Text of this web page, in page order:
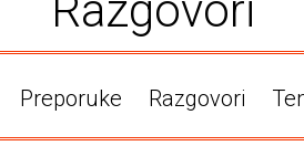
Preporuke Razgovori